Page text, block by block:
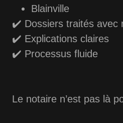
Blainville
✔️ Dossiers traités avec
✔️ Explications claires
✔️ Processus fluide
Le notaire n’est pas là